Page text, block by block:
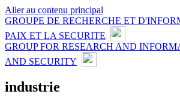
Aller au contenu principal
GROUPE DE RECHERCHE ET
PAIX ET LA SECURITE
GROUP FOR RESEARCH AND
AND SECURITY
industrie